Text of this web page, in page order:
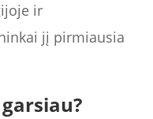
ir
jį pirmiausia